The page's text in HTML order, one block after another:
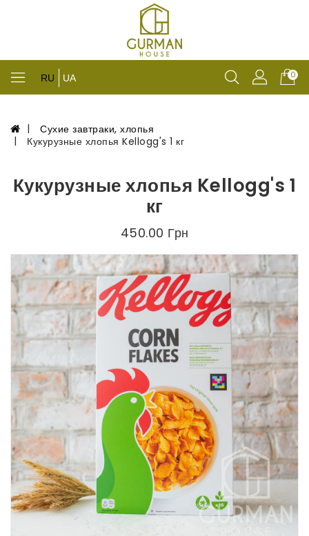
RU UA 0
Сухие завтраки, хлопья
Кукурузные хлопья Kellogg's 1 кг
Кукурузные хлопья Kellogg's 1
кг
450.00 Грн